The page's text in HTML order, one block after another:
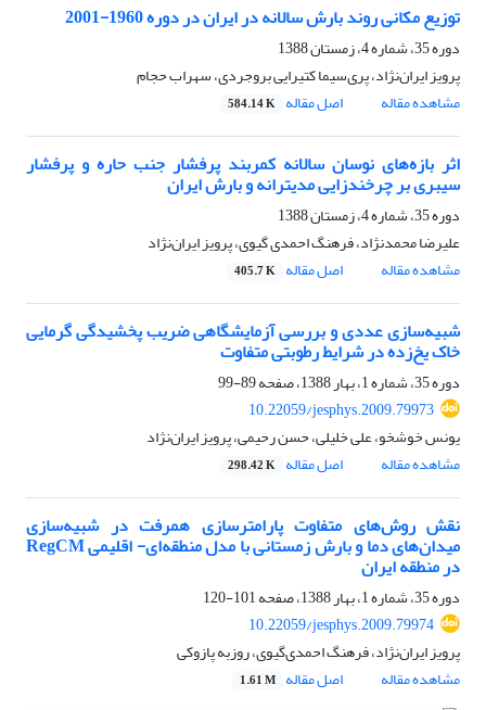
توزیع مکانی روند بارش سالانه در ایران در دوره 1960-2001
دوره 35، شماره 4، زمستان 1388
پرویز ایران‌نژاد، پری‌سیما کتیرایی بروجردی، سهراب حجام
مشاهده مقاله
اصل مقاله 584.14 K
اثر بازه‌های نوسان سالانه کمربند پرفشار جنب حاره و پرفشار
سیبری بر چرخندزایی مدیترانه و بارش ایران
دوره 35، شماره 4، زمستان 1388
علیرضا محمدنژاد، فرهنگ احمدی گیوی، پرویز ایران‌نژاد
مشاهده مقاله
اصل مقاله 405.7 K
شبیه‌سازی عددی و بررسی آزمایشگاهی ضریب پخشیدگی گرمایی
خاک یخ‌زده در شرایط رطوبتی متفاوت
دوره 35، شماره 1، بهار 1388، صفحه
89-99
10.22059/jesphys.2009.79973
یونس خوشخو، علی خلیلی، حسن رحیمی، پرویز ایران‌نژاد
مشاهده مقاله
اصل مقاله 298.42 K
نقش روش‌های متفاوت پارامتر‌سازی همرفت در شبیه‌سازی
میدان‌های دما و بارش زمستانی با مدل منطقه‌ای- اقلیمی RegCM
در منطقه ایران
دوره 35، شماره 1، بهار 1388، صفحه
101-120
10.22059/jesphys.2009.79974
پرویز ایران‌نژاد، فرهنگ احمدی‌گیوی، روزبه پازوکی
مشاهده مقاله
اصل مقاله 1.61 M